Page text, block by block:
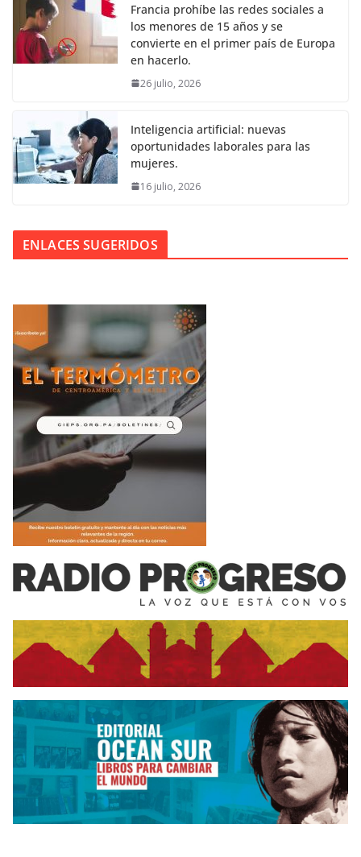
Francia prohíbe las redes sociales a
los menores de 15 años y se
convierte en el primer país de Europa
en hacerlo.
26 julio, 2026
Inteligencia artificial: nuevas
oportunidades laborales para las
mujeres.
16 julio, 2026
ENLACES SUGERIDOS